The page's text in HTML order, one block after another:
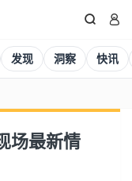
 
发现 洞察 快讯
场最新情